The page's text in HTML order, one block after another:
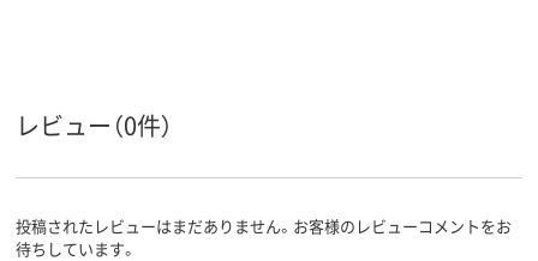
レビュー（0件）
投稿されたレビューはまだありません。お客様のレビューコメントをお
待ちしています。